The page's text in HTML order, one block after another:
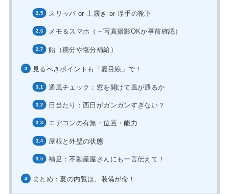
スリッパ or 上履き or 厚手の靴下
メモ＆スマホ（＋写真撮影OKか事前確認）
飴（糖分や塩分補給）
見るべきポイントも「夏目線」で！
通風チェック：窓を開けて風が通るか
日当たり：西日がガンガンすぎない？
エアコンの有無・位置・能力
屋根と外壁の状態
補足：不動産屋さんにも一言伝えて！
まとめ：夏の内覧は、装備が命！